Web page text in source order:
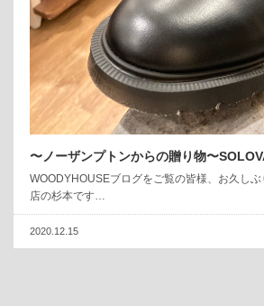
〜ノーザンプトンからの贈り物〜
WOODYHOUSEブログをご覧の皆様、お久しぶ
店の杉本です…
2020.12.15